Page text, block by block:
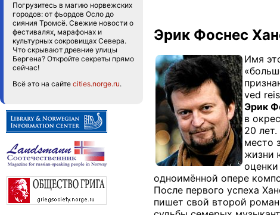
Погрузитесь в магию норвежских
городов: от фьордов Осло до
сияния Тромсё. Свежие новости о
фестивалях, марафонах и
культурных сокровищах Севера.
Что скрывают древние улицы
Бергена? Откройте секреты прямо
сейчас!
Всё это на сайте cities.norge.ru.
Эрик Фоснес
Имя
ved
Эрик
в
20
место
жизни
одноимённой опере
После первого успеха
пишет свой второй